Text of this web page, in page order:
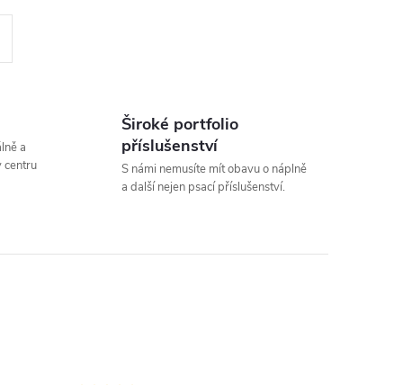
a
centru
Široké portfolio
příslušenství
S námi nemusíte mít obavu o náplně
a další nejen psací příslušenství.